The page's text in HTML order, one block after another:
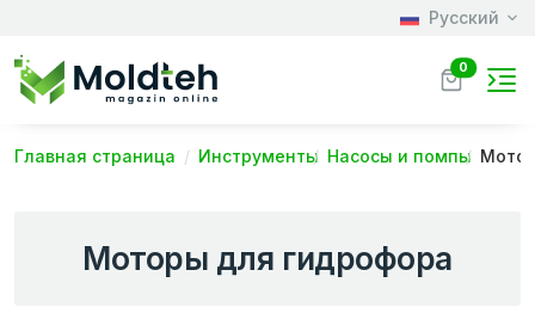
Русский
0
Главная страница Инструменты Насосы и помпы
Моторы для гидрофора